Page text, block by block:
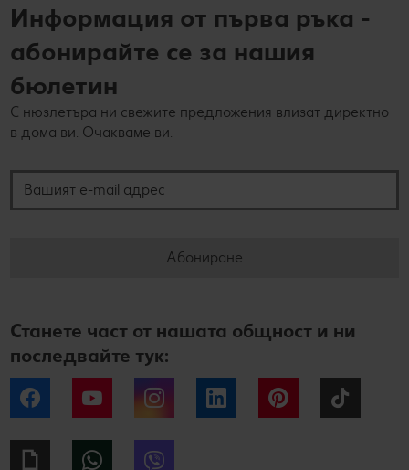
Информация от първа ръка -
абонирайте се за нашия
бюлетин
С нюзлетъра ни свежите предложения влизат директно
в дома ви. Очакваме ви.
Абониране
Станете част от нашата общност и ни
последвайте тук:
Facebook YouTube Instagram LinkedIn Pinterest
Giphy WhatsApp